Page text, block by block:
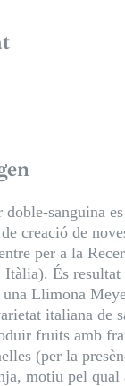
sanguina
creació de
per a la
És resultat
una Llimona
italiana de
fruits amb
(per la
motiu pel qual